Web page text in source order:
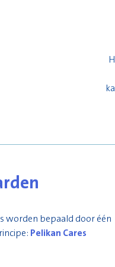
worden bepaald door één
Pelikan Cares